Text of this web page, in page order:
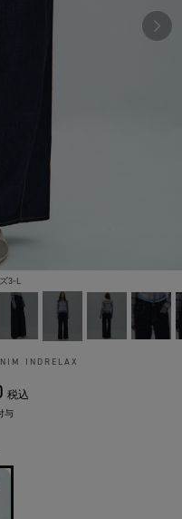
3‐L
INDRELAX
税込
与